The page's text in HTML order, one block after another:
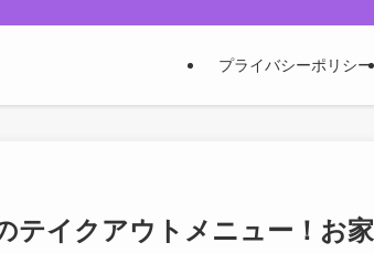
プライバシーポリシー
テイクアウトメニュー！お家